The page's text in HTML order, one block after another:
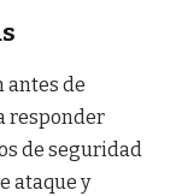
antes de
responder
de seguridad
ataque y